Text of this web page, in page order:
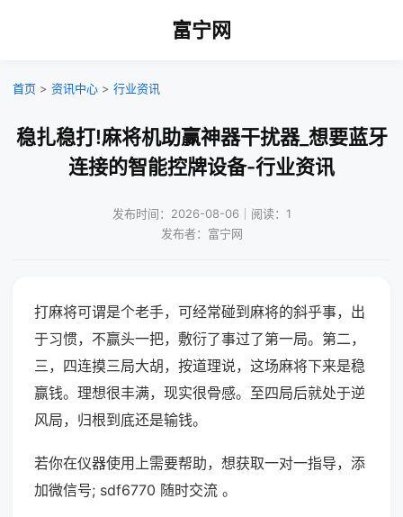
富宁网
首页 > 资讯中心 > 行业资讯
稳扎稳打!麻将机助赢神器干扰器_想要蓝牙
连接的智能控牌设备-行业资讯
发布时间：2026-08-06｜阅读：1
发布者：富宁网
打麻将可谓是个老手，可经常碰到麻将的斜乎事，出
于习惯，不赢头一把，敷衍了事过了第一局。第二，
三，四连摸三局大胡，按道理说，这场麻将下来是稳
赢钱。理想很丰满，现实很骨感。至四局后就处于逆
风局，归根到底还是输钱。
若你在仪器使用上需要帮助，想获取一对一指导，添
加微信号; sdf6770 随时交流 。